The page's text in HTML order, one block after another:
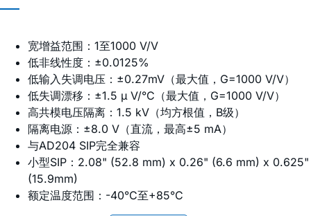
宽增益范围：1至1000 V/V
低非线性度：±0.0125%
低输入失调电压：±0.27mV（最大值，G=1000 V/V）
低失调漂移：±1.5 µ V/°C（最大值，G=1000 V/V）
高共模电压隔离：1.5 kV（均方根值，B级）
隔离电源：±8.0 V（直流，最高±5 mA）
与AD204 SIP完全兼容
小型SIP：2.08" (52.8 mm) x 0.26" (6.6 mm) x 0.625"
(15.9mm)
额定温度范围：-40°C至+85°C